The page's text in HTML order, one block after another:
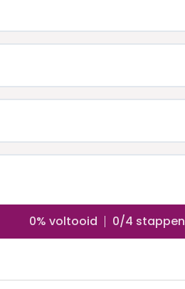
0% voltooid 0/4 stappen